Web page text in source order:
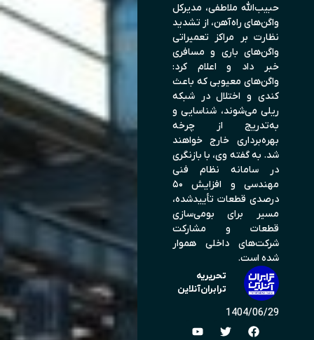
حبیب‌الله ملاطفی، مدیرکل
واگن‌های راه‌آهن، از تشدید
نظارت بر مراکز تعمیراتی
واگن‌های باری و مسافری
خبر داد و اعلام کرد:
واگن‌های معیوبی که باعث
کندی و اختلال در شبکه
ریلی می‌شوند، شناسایی و
به‌تدریج از چرخه
بهره‌برداری خارج خواهند
شد. به گفته وی، با بازنگری
در سامانه نظام فنی
مهندسی و افزایش ۵۰
درصدی قطعات تأییدشده،
مسیر برای بومی‌سازی
قطعات و مشارکت
شرکت‌های داخلی هموار
شده است.
تحریریه
ترابران‌آنلاین
1404/06/29